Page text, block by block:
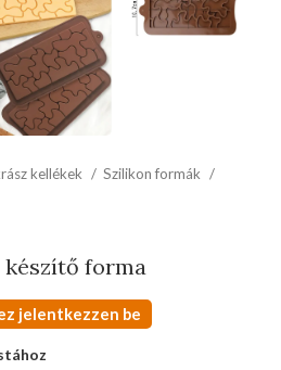
kellékek
Szilikon formák
forma
jelentkezzen be